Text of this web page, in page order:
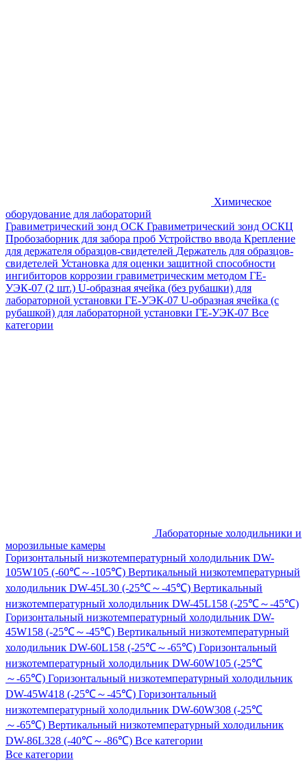
Химическое
оборудование для лабораторий
Гравиметрический зонд ОСК Гравиметрический зонд ОСКЦ
Пробозаборник для забора проб Устройство ввода Крепление
для держателя образцов-свидетелей Держатель для образцов-
свидетелей Установка для оценки защитной способности
ингибиторов коррозии гравиметрическим методом ГЕ-
УЭК-07 (2 шт.) U-образная ячейка (без рубашки) для
лабораторной установки ГЕ-УЭК-07 U-образная ячейка (с
рубашкой) для лабораторной установки ГЕ-УЭК-07 Все
категории
Лабораторные холодильники и
морозильные камеры
Горизонтальный низкотемпературный холодильник DW-
105W105 (-60℃～-105℃) Вертикальный низкотемпературный
холодильник DW-45L30 (-25℃～-45℃) Вертикальный
низкотемпературный холодильник DW-45L158 (-25℃～-45℃)
Горизонтальный низкотемпературный холодильник DW-
45W158 (-25℃～-45℃) Вертикальный низкотемпературный
холодильник DW-60L158 (-25℃～-65℃) Горизонтальный
низкотемпературный холодильник DW-60W105 (-25℃
～-65℃) Горизонтальный низкотемпературный холодильник
DW-45W418 (-25℃～-45℃) Горизонтальный
низкотемпературный холодильник DW-60W308 (-25℃
～-65℃) Вертикальный низкотемпературный холодильник
DW-86L328 (-40℃～-86℃) Все категории
Все категории